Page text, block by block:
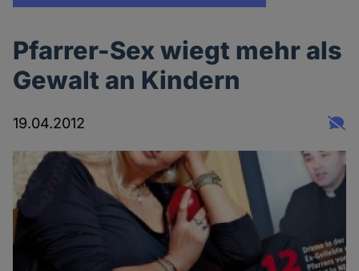
Pfarrer-Sex wiegt mehr als
Gewalt an Kindern
19.04.2012